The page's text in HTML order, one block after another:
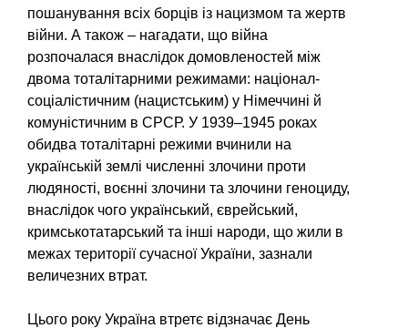
пошанування всіх борців із нацизмом та жертв
війни. А також – нагадати, що війна
розпочалася внаслідок домовленостей між
двома тоталітарними режимами: націонал-
соціалістичним (нацистським) у Німеччині й
комуністичним в СРСР. У 1939–1945 роках
обидва тоталітарні режими вчинили на
українській землі численні злочини проти
людяності, воєнні злочини та злочини геноциду,
внаслідок чого український, єврейський,
кримськотатарський та інші народи, що жили в
межах території сучасної України, зазнали
величезних втрат.
Цього року Україна втретє відзначає День